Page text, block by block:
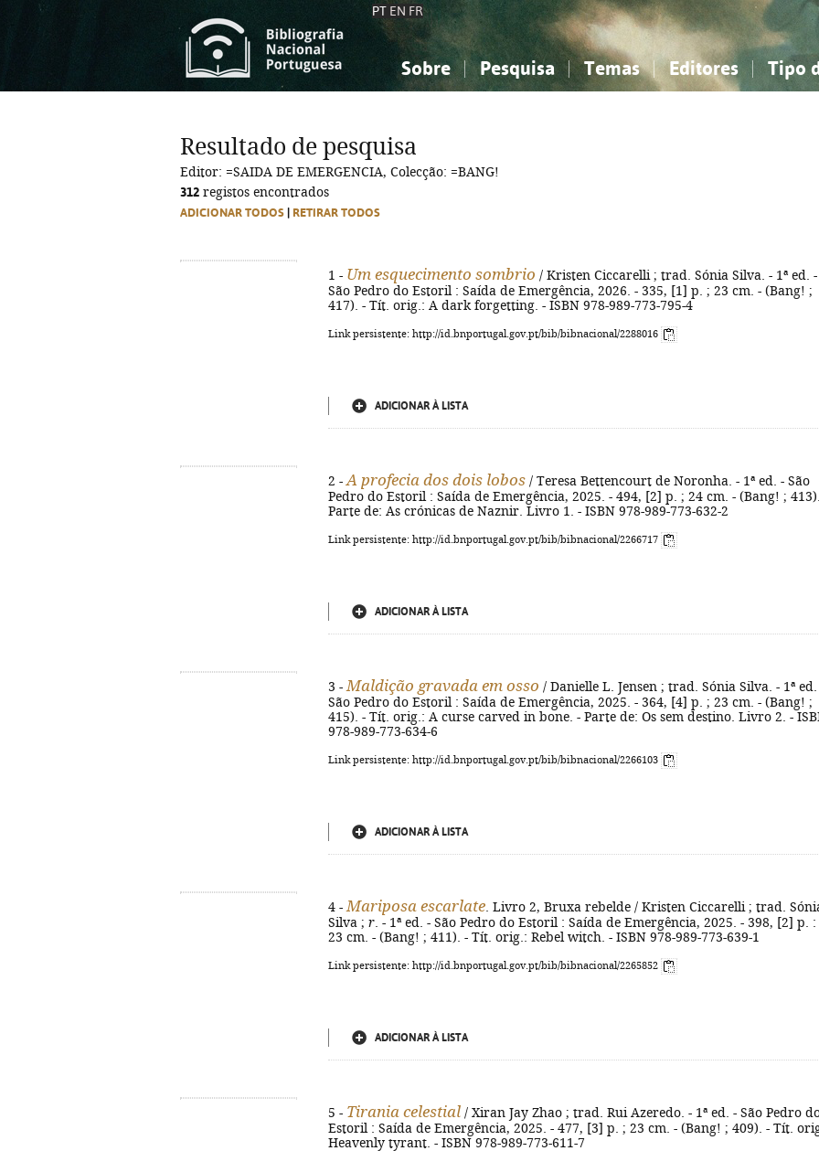
PT EN FR
Sobre Pesquisa Temas
Ciências sociais...
Arte, desporto...
Editores Tipo
Ciências sociais...
Arte, desporto...
Resultado de pesquisa
Editor: =SAIDA DE EMERGENCIA, Colecção: =BANG!
312 registos encontrados
ADICIONAR TODOS RETIRAR TODOS
1 - Um esquecimento sombrio / Kristen Ciccarelli ; trad. Sónia Silva. - 1ª ed. -
São Pedro do Estoril : Saída de Emergência, 2026. - 335, [1] p. ; 23 cm. - (Bang! ;
417). - Tít. orig.: A dark forgetting. - ISBN 978-989-773-795-4
Link persistente: http://id.bnportugal.gov.pt/bib/bibnacional/2288016
ADICIONAR À LISTA
2 - A profecia dos dois lobos / Teresa Bettencourt de Noronha. - 1ª ed. - São
Pedro do Estoril : Saída de Emergência, 2025. - 494, [2] p. ; 24 cm. - (Bang! ;
Parte de: As crónicas de Naznir. Livro 1. - ISBN 978-989-773-632-2
Link persistente: http://id.bnportugal.gov.pt/bib/bibnacional/2266717
ADICIONAR À LISTA
3 - Maldição gravada em osso / Danielle L. Jensen ; trad. Sónia Silva. - 1ª ed.
São Pedro do Estoril : Saída de Emergência, 2025. - 364, [4] p. ; 23 cm. - (Bang! ;
415). - Tít. orig.: A curse carved in bone. - Parte de: Os sem destino. Livro 2. -
978-989-773-634-6
Link persistente: http://id.bnportugal.gov.pt/bib/bibnacional/2266103
ADICIONAR À LISTA
4 - Mariposa escarlate . Livro 2, Bruxa rebelde / Kristen Ciccarelli ; trad.
Silva ; r . - 1ª ed. - São Pedro do Estoril : Saída de Emergência, 2025. - 398, [2] p.
23 cm. - (Bang! ; 411). - Tít. orig.: Rebel witch. - ISBN 978-989-773-639-1
Link persistente: http://id.bnportugal.gov.pt/bib/bibnacional/2265852
ADICIONAR À LISTA
5 - Tirania celestial / Xiran Jay Zhao ; trad. Rui Azeredo. - 1ª ed. - São Pedro
Estoril : Saída de Emergência, 2025. - 477, [3] p. ; 23 cm. - (Bang! ; 409). - Tít.
Heavenly tyrant. - ISBN 978-989-773-611-7